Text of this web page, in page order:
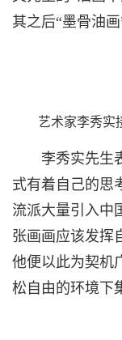
其之后“墨骨油
艺术家李秀实
李秀实先生
式有着自己的思
流派大量引入中
张画画应该发挥
他便以此为契机
松自由的环境下